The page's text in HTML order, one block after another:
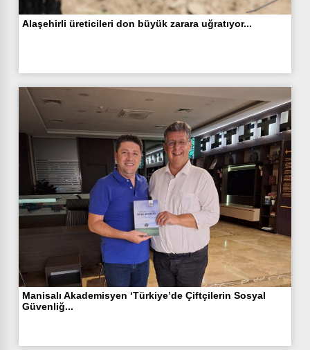
Alaşehirli üreticileri don büyük zarara uğratıyor...
Manisalı Akademisyen ‘Türkiye’de Çiftçilerin Sosyal
Güvenliğ...